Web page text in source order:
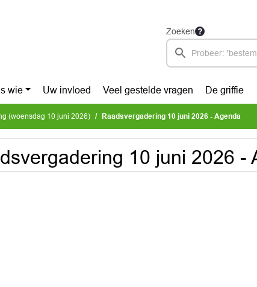
Zoeken
wie Uw invloed Veel gestelde vragen De griffie
(woensdag 10 juni 2026) Raadsvergadering 10 juni 2026 - Agenda
10 juni 2026 -